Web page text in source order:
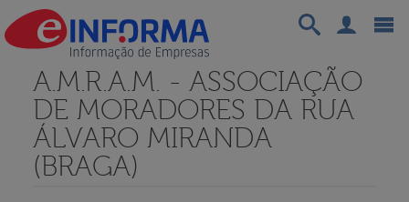
A.M.R.A.M. - ASSOCIAÇÃO
DE MORADORES DA RUA
ÁLVARO MIRANDA
(BRAGA)